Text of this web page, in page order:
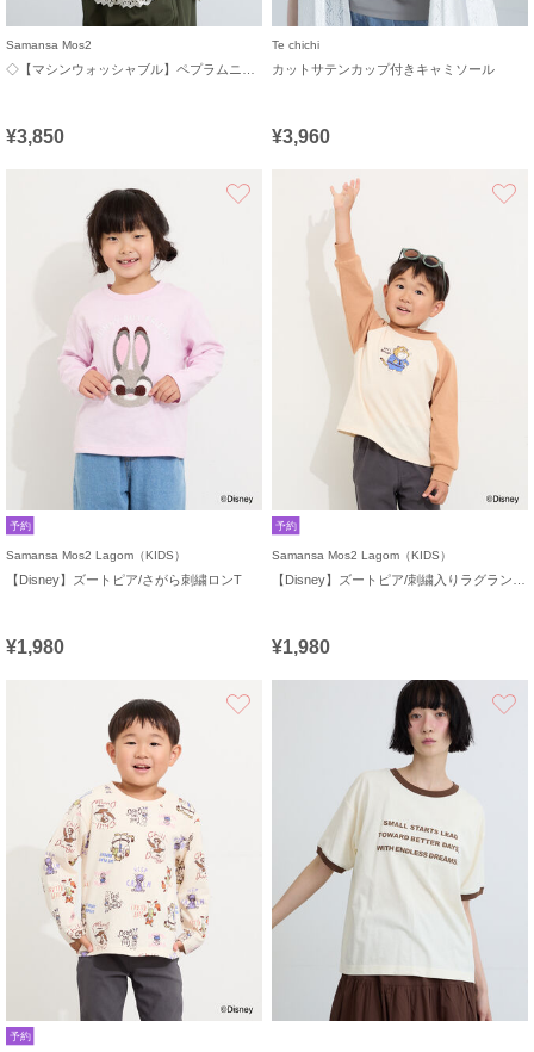
Samansa Mos2
¥3,850
Te chichi
カットサテンカップ付きキャミソール
¥3,960
予約
Samansa Mos2 Lagom（KIDS）
【Disney】ズートピア/さがら刺繍ロンT
¥1,980
予約
Samansa Mos2 Lagom（KIDS）
¥1,980
予約